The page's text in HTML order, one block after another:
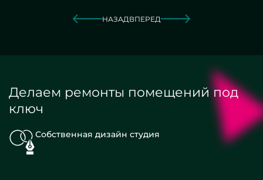
НАЗАД ВПЕРЕД
Делаем ремонты помещений под
ключ
Собственная дизайн студия